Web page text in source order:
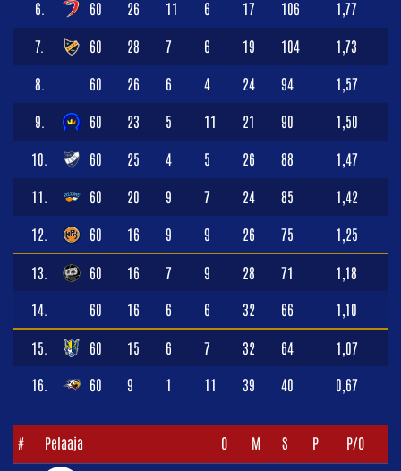
6. 60 26 11 6 17 106 1,77
7. 60 28 7 6 19 104 1,73
8. 60 26 6 4 24 94 1,57
9. 60 23 5 11 21 90 1,50
10. 60 25 4 5 26 88 1,47
11. 60 20 9 7 24 85 1,42
12. 60 16 9 9 26 75 1,25
13. 60 16 7 9 28 71 1,18
14. 60 16 6 6 32 66 1,10
15. 60 15 6 7 32 64 1,07
16. 60 9 1 11 39 40 0,67
# Pelaaja O M S P P/O